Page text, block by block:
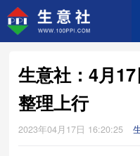
生意社：4月
整理上行
2023年04月17日 16:20:25